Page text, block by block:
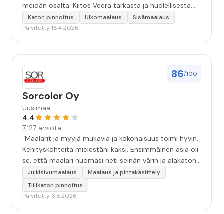
meidän osalta. Kiitos Veera tarkasta ja huolellisesta
työstä, sekä ystävällisestä palvelusta!”
Katon pinnoitus Ulkomaalaus
Sisämaalaus
Päivitetty 18.4.2026
86/100
Sorcolor Oy
Uusimaa
4.4
7,127 arviota
“Maalarit ja myyjä mukavia ja kokonaisuus toimi hyvin.
Kehityskohteita mielestäni kaksi. Ensimmäinen asia oli
se, että maalari huomasi heti seinän värin ja alakaton
värin erot mitä en huomannut. Hyvä toki että siinä
kohtaa huomattu mutta toki optimaalisessa
tilanteessa myyjä olisi jo kiinnittänyt tähän huomiota.
Julkisivumaalaus
Maalaus ja pintakäsittely
Tiilikaton pinnoitus
Päivitetty 6.8.2026